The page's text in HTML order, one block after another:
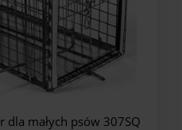
małych psów 307SQ